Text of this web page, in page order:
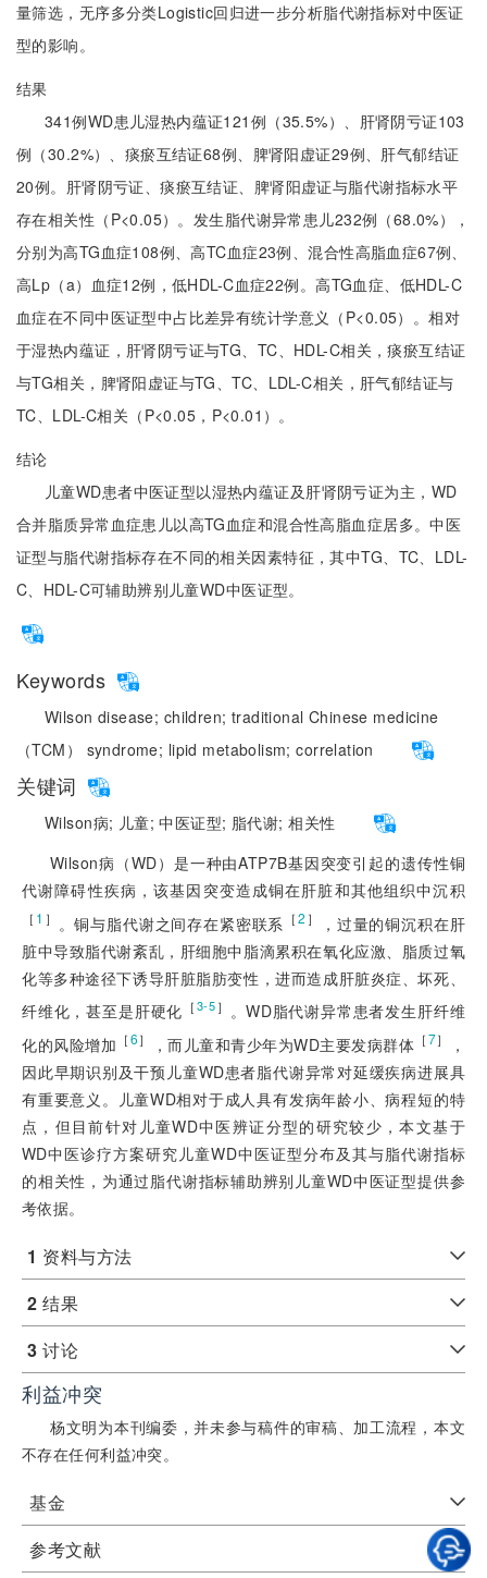
量筛选，无序多分类Logistic回归进一步分析脂代谢指标对中医证
型的影响。
结果
341例WD患儿湿热内蕴证121例（35.5%）、肝肾阴亏证103
例（30.2%）、痰瘀互结证68例、脾肾阳虚证29例、肝气郁结证
20例。肝肾阴亏证、痰瘀互结证、脾肾阳虚证与脂代谢指标水平
存在相关性（P<0.05）。发生脂代谢异常患儿232例（68.0%），
分别为高TG血症108例、高TC血症23例、混合性高脂血症67例、
高Lp（a）血症12例，低HDL-C血症22例。高TG血症、低HDL-C
血症在不同中医证型中占比差异有统计学意义（P<0.05）。相对
于湿热内蕴证，肝肾阴亏证与TG、TC、HDL-C相关，痰瘀互结证
与TG相关，脾肾阳虚证与TG、TC、LDL-C相关，肝气郁结证与
TC、LDL-C相关（P<0.05，P<0.01）。
结论
儿童WD患者中医证型以湿热内蕴证及肝肾阴亏证为主，WD
合并脂质异常血症患儿以高TG血症和混合性高脂血症居多。中医
证型与脂代谢指标存在不同的相关因素特征，其中TG、TC、LDL-
C、HDL-C可辅助辨别儿童WD中医证型。
Keywords
Wilson disease; children; traditional Chinese medicine
（TCM） syndrome; lipid metabolism;correlation
关键词
Wilson病; 儿童;中医证型; 脂代谢;相关性
Wilson病（WD）是一种由ATP7B基因突变引起的遗传性铜
代谢障碍性疾病，该基因突变造成铜在肝脏和其他组织中沉积
［ 1 ］ 。铜与脂代谢之间存在紧密联系 ［2 ］
，过量的铜沉积在肝
脏中导致脂代谢紊乱，肝细胞中脂滴累积在氧化应激、脂质过氧
化等多种途径下诱导肝脏脂肪变性，进而造成肝脏炎症、坏死、
纤维化，甚至是肝硬化 ［3-5］ 。WD脂代谢异常患者发生肝纤维
化的风险增加 ［6］ ，而儿童和青少年为WD主要发病群体 ［7］
，
因此早期识别及干预儿童WD患者脂代谢异常对延缓疾病进展具
有重要意义。儿童WD相对于成人具有发病年龄小、病程短的特
点，但目前针对儿童WD中医辨证分型的研究较少，本文基于
WD中医诊疗方案研究儿童WD中医证型分布及其与脂代谢指标
的相关性，为通过脂代谢指标辅助辨别儿童WD中医证型提供参
考依据。
1 资料与方法
2结果
3讨论
利益冲突
杨文明为本刊编委，并未参与稿件的审稿、加工流程，本文
不存在任何利益冲突。
基金
参考文献